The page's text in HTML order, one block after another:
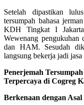
Setelah dipastikan
tersumpah bahasa
KDH Tingkat I
Wewenang pengukuhan
dan HAM. Sesudah
langsung bekerja jadi
Penerjemah
Terpercaya di Cogreg
Berkenaan dengan